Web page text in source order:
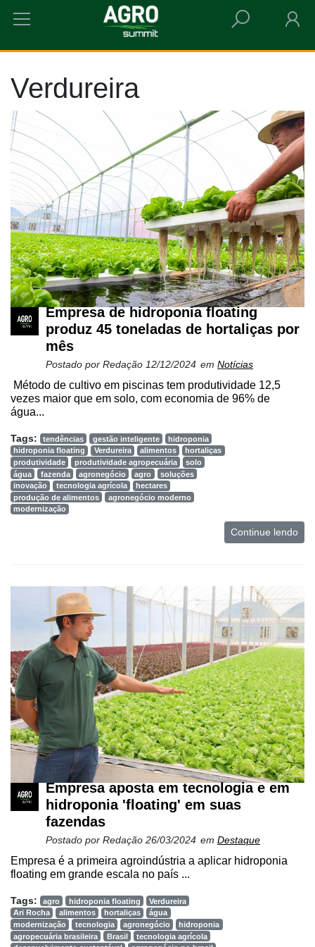
Cadastre-
Minha
conta
Notícias
Destaque
Mercado
Cadeira
Artigos
Agenda
HOME VERDUREIRA
Verdureira
Empresa de hidroponia floating
produz 45 toneladas de hortaliças por
mês
Postado por Redação 12/12/2024 em Notícias
Método de cultivo em piscinas tem produtividade 12,5
vezes maior que em solo, com economia de 96% de
água...
Tags: tendências gestão inteligente
hidroponia
hidroponia floating
Verdureira alimentos
hortaliças
produtividade
produtividade agropecuária
solo
água
fazenda agronegócio agro
soluções
inovação
tecnologia agrícola
hectares
produção de alimentos
agronegócio moderno
modernização
Continue lendo
Empresa aposta em tecnologia e em
hidroponia 'floating' em suas
fazendas
Postado por Redação 26/03/2024 em Destaque
Empresa é a primeira agroindústria a aplicar hidroponia
floating em grande escala no país ...
Tags: agro hidroponia floating
Verdureira
Ari Rocha
alimentos hortaliças
água
modernização
tecnologia agronegócio
hidroponia
agropecuária brasileira
Brasil
tecnologia agrícola